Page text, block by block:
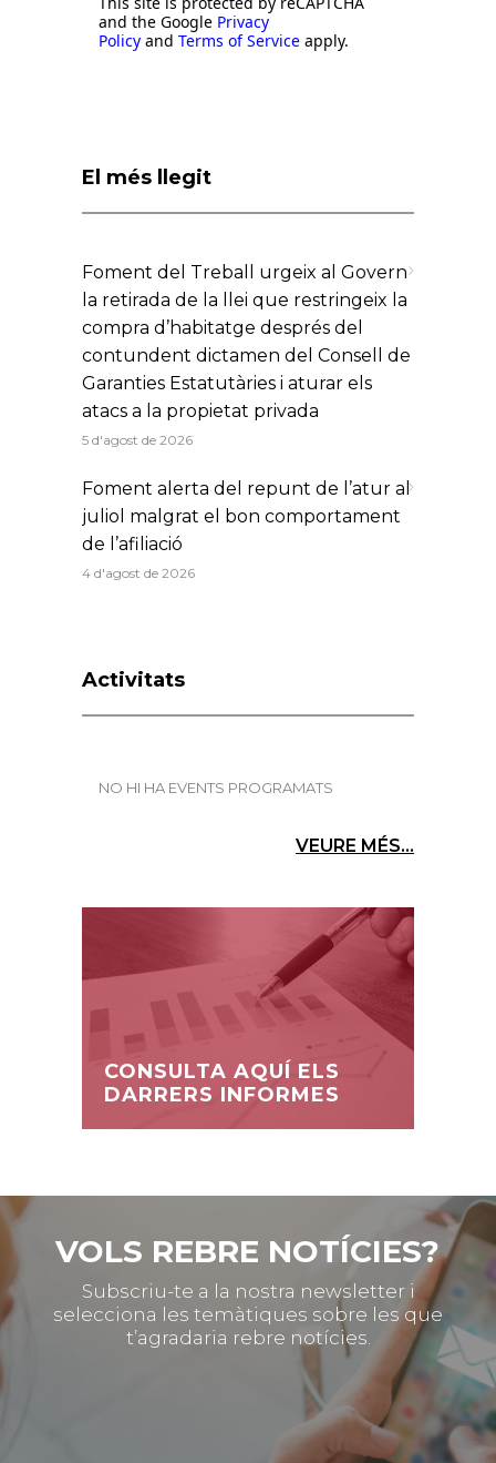
and the Google Privacy
Policy and Terms of Service apply.
El més llegit
Foment del Treball urgeix al Govern
la retirada de la llei que restringeix la
compra d’habitatge després del
contundent dictamen del Consell de
Garanties Estatutàries i aturar els
atacs a la propietat privada
5 d'agost de 2026
Foment alerta del repunt de l’atur al
juliol malgrat el bon comportament
de l’afiliació
4 d'agost de 2026
Activitats
NO HI HA EVENTS PROGRAMATS
VEURE MÉS...
CONSULTA AQUÍ ELS
DARRERS INFORMES
VOLS REBRE NOTÍCIES?
Subscriu-te a la nostra newsletter i
selecciona les temàtiques sobre les que
t’agradaria rebre notícies.